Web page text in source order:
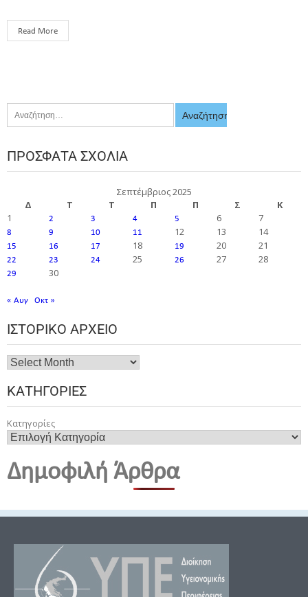
Read More
ΠΡΌΣΦΑΤΑ ΣΧΌΛΙΑ
Σεπτέμβριος 2025
Δ
Τ Τ Π Π Σ
Κ
1
2 3 4 5 6 7
8 9 10 11 12 13 14
15 16 17 18 19 20 21
22 23 24 25 26 27 28
29 30
« Αυγ Οκτ »
ΙΣΤΟΡΙΚΌ ΑΡΧΕΊΟ
ΚΑΤΗΓΟΡΊΕΣ
Κατηγορίες
Δημοφιλή Άρθρα